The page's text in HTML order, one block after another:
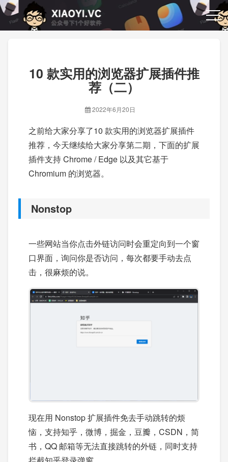
10 款实用的浏览器扩展插件推
荐（二）
2022年6月20日
之前给大家分享了10 款实用的浏览器扩展插件
推荐，今天继续给大家分享第二期，下面的扩展
插件支持 Chrome / Edge 以及其它基于
Chromium 的浏览器。
Nonstop
一些网站当你点击外链访问时会重定向到一个窗
口界面，询问你是否访问，每次都要手动去点
击，很麻烦的说。
现在用 Nonstop 扩展插件免去手动跳转的烦
恼，支持知乎，微博，掘金，豆瓣，CSDN，简
书，QQ 邮箱等无法直接跳转的外链，同时支持